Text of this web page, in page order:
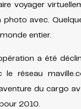
voyager
photo avec.
entier.
a été
le réseau
du cargo
2010.